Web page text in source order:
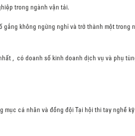
trong ngành vận tải.
gắng không ngừng nghỉ và trở thành một trong
, có doanh số kinh doanh dịch vụ và phụ
cá nhân và đồng đội Tại hội thi tay nghề